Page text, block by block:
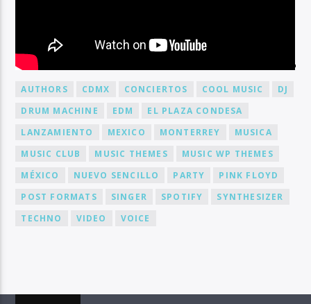
BY TAG
AUTHORS CDMX CONCIERTOS COOL MUSIC
DJ
DRUM MACHINE
EDM
EL PLAZA CONDESA
LANZAMIENTO
MEXICO MONTERREY
MUSICA
MUSIC CLUB
MUSIC THEMES
MUSIC WP THEMES
MÉXICO
NUEVO SENCILLO PARTY
PINK FLOYD
POST FORMATS
SINGER SPOTIFY
SYNTHESIZER
TECHNO
VIDEO VOICE